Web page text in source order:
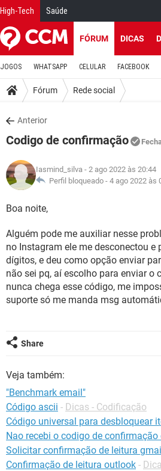
High-Tech Saúde
FÓRUM DICAS
JOGOS WHATSAPP CELULAR FACEBOOK
Fórum Rede social
Anterior
Codigo de confirmação
Iasmind_silva - 2 ago 2022 às 20:44
Perfil bloqueado - 4 ago 2022 às
Boa noite,
Alguém pode me auxiliar nesse
no Instagram ele me desconectou
dígitos, e deu como opção enviar
não sei pq, aí escolho para enviar o
nunca chega esse código, me
suporte só me manda msg
Share
Veja também:
"Benchmark email"
Código ascii - Dicas - Codificação
Código universal para desbloquear
Nao recebi o codigo de
Solicitar confirmação de leitura
Confirmação de leitura outlook -